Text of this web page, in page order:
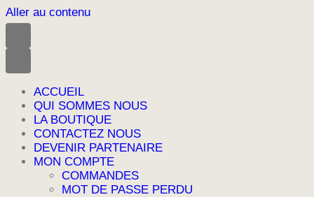
Aller au contenu
ACCUEIL
QUI SOMMES NOUS
LA BOUTIQUE
CONTACTEZ NOUS
DEVENIR PARTENAIRE
MON COMPTE
COMMANDES
MOT DE PASSE PERDU